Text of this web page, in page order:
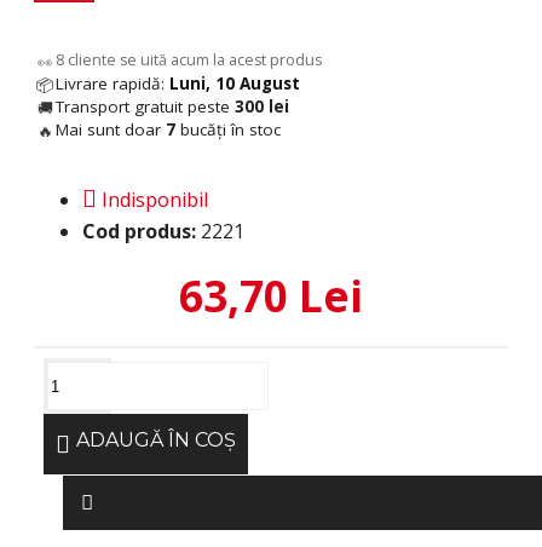
👀 8 cliente se uită acum la acest produs
📦Livrare rapidă: Luni, 10 August
🚚Transport gratuit peste 300 lei
🔥 Mai sunt doar 7 bucăți în stoc
Indisponibil
Cod produs: 2221
63,70 Lei
ADAUGĂ ÎN COŞ